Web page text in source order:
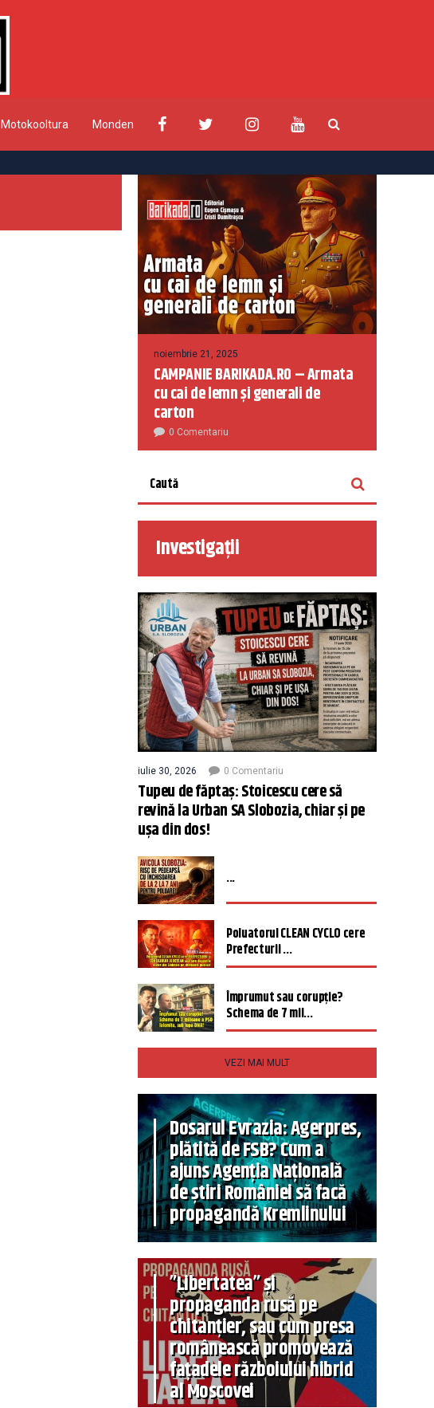
Motokooltura Monden
noiembrie 21, 2025
CAMPANIE BARIKADA.RO – Armata
cu cai de lemn și generali de
carton
0 Comentariu
Investigații
iulie 30, 2026 0 Comentariu
Tupeu de făptaș: Stoicescu cere să
revină la Urban SA Slobozia, chiar și pe
ușa din dos!
...
Poluatorul CLEAN CYCLO cere
Prefecturii ...
Împrumut sau corupție?
Schema de 7 mil...
VEZI MAI MULT
Dosarul Evrazia: Agerpres,
plătită de FSB? Cum a
ajuns Agenția Națională
de știri României să facă
propagandă Kremlinului
”Libertatea” și
propaganda rusă pe
chitanțier, sau cum presa
românească promovează
fațadele războiului hibrid
al Moscovei